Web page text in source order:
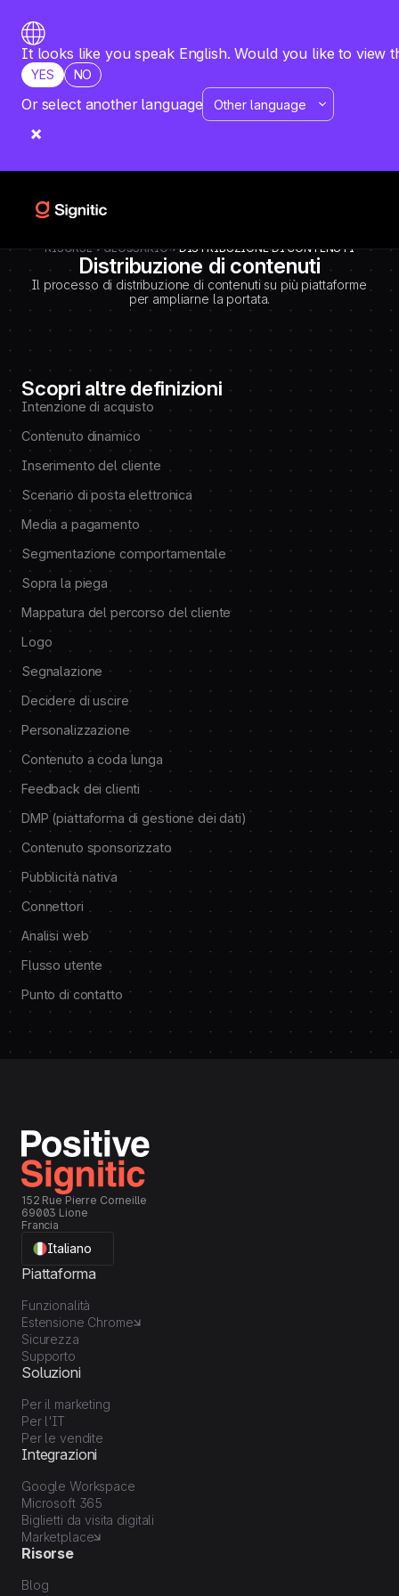
DEBUT CODE E - TEMPLATE CMS DEFINITIONS / LEXIQUE
Emplacement Webflow: Template CMS Definitions > Page settings >
Custom code > Inside tag
It looks like you speak English. Would you like to view
YES NO
Or select another language
RISORSE GLOSSARIO DISTRIBUZIONE DI CONTENUTI
Distribuzione di contenuti
Il processo di distribuzione di contenuti su più piattaforme
per ampliarne la portata.
Scopri altre definizioni
Intenzione di acquisto
Contenuto dinamico
Inserimento del cliente
Scenario di posta elettronica
Media a pagamento
Segmentazione comportamentale
Sopra la piega
Mappatura del percorso del cliente
Logo
Segnalazione
Decidere di uscire
Personalizzazione
Contenuto a coda lunga
Feedback dei clienti
DMP (piattaforma di gestione dei dati)
Contenuto sponsorizzato
Pubblicità nativa
Connettori
Analisi web
Flusso utente
Punto di contatto
152 Rue Pierre Corneille
69003 Lione
Francia
Italiano
Piattaforma
Funzionalità
Estensione Chrome
Sicurezza
Supporto
Soluzioni
Per il marketing
Per l'IT
Per le vendite
Integrazioni
Google Workspace
Microsoft 365
Biglietti da visita digitali
Marketplace
Risorse
Blog